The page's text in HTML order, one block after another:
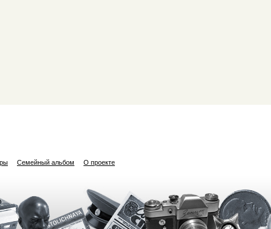
Семейный альбом О проекте